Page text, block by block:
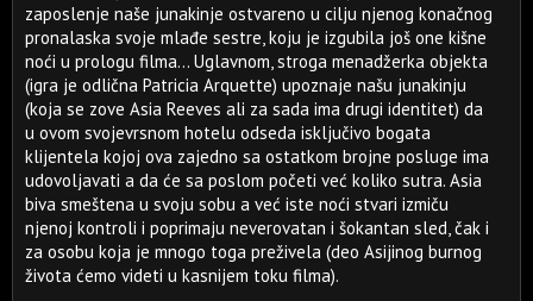
zaposlenje naše junakinje ostvareno u cilju njenog konačnog
pronalaska svoje mlađe sestre, koju je izgubila još one kišne
noći u prologu filma... Uglavnom, stroga menadžerka objekta
(igra je odlična Patricia Arquette) upoznaje našu junakinju
(koja se zove Asia Reeves ali za sada ima drugi identitet) da
u ovom svojevrsnom hotelu odseda isključivo bogata
klijentela kojoj ova zajedno sa ostatkom brojne posluge ima
udovoljavati a da će sa poslom početi već koliko sutra. Asia
biva smeštena u svoju sobu a već iste noći stvari izmiču
njenoj kontroli i poprimaju neverovatan i šokantan sled, čak i
za osobu koja je mnogo toga preživela (deo Asijinog burnog
života ćemo videti u kasnijem toku filma).